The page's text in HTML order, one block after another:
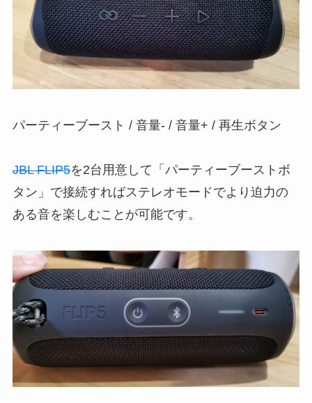
パーティーブースト / 音量- / 音量+ / 再生ボタン
JBL FLIP5を2台用意して「パーティーブーストボ
タン」で接続すればステレオモードでより迫力の
ある音を楽しむことが可能です。